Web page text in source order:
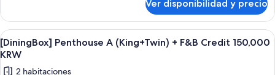
(Twin)
10%
OFF+F&B
Credit
50,000KRW/night
MasionBox]
Penthouse
C
(Twin)
Ver disponibilidad y precio
Ver
todas
las
Un balcón con sillas de mimbre y
5
[DiningBox] Penthouse A (King+Twin) + F&B Credit 150,000
KRW
2 habitaciones